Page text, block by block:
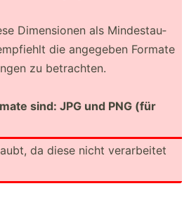
Dimens­ionen als Mindes­tau­
die angegeben Formate
zu betrac­hten.
sind: JPG und PNG (für
da diese nicht verarb­eitet